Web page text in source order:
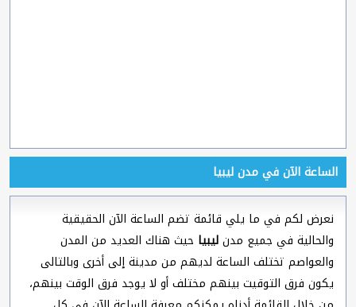
الساعة الآن في مدن ليبيا
نعرض لكم في ما يلي قائمة تضم الساعة الآن الحقيقية
والحالية في جميع مدنليبيا حيث هناك العديد من المدن
والعواصم تختلف الساعة لديهم من مدينة إلى أخرى وبالتالى
يكون فرق التوقيت بينهم مختلف أو لا يوجد فرق الوقت بينهم،